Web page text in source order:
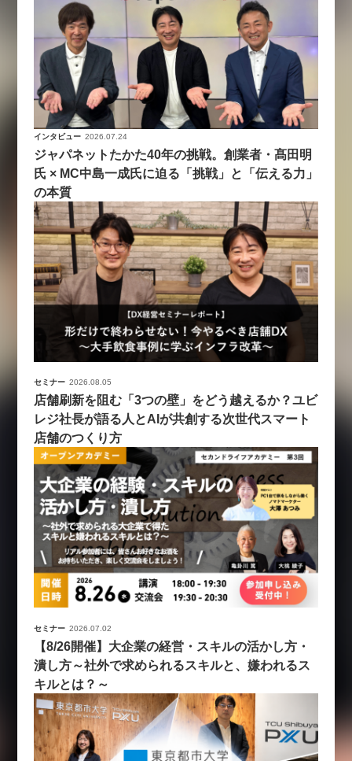
インタビュー 2026.07.24
ジャパネットたかた40年の挑戦。創業者・髙田明
氏 × MC中島一成氏に迫る「挑戦」と「伝える力」
の本質
セミナー 2026.08.05
店舗刷新を阻む「3つの壁」をどう越えるか？ユビ
レジ社長が語る人とAIが共創する次世代スマート
店舗のつくり方
セミナー 2026.07.02
【8/26開催】大企業の経営・スキルの活かし方・
潰し方～社外で求められるスキルと、嫌われるス
キルとは？～